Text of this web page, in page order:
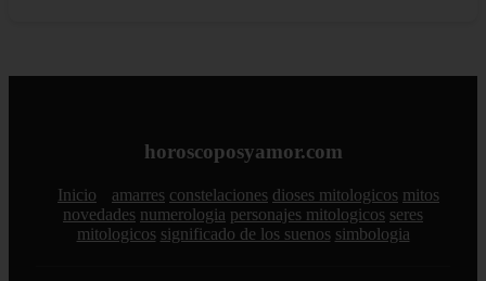
horoscoposyamor.com
Inicio amarres constelaciones dioses mitologicos mitos
novedades numerologia personajes mitologicos seres
mitologicos significado de los suenos simbologia